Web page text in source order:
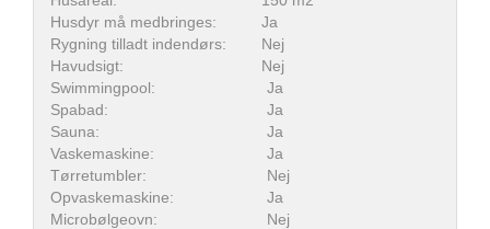
Husdyr må medbringes:
Ja
Rygning tilladt indendørs:
Nej
Havudsigt:
Nej
Swimmingpool:
Ja
Spabad:
Ja
Sauna:
Ja
Vaskemaskine:
Ja
Tørretumbler:
Nej
Opvaskemaskine:
Ja
Microbølgeovn:
Nej